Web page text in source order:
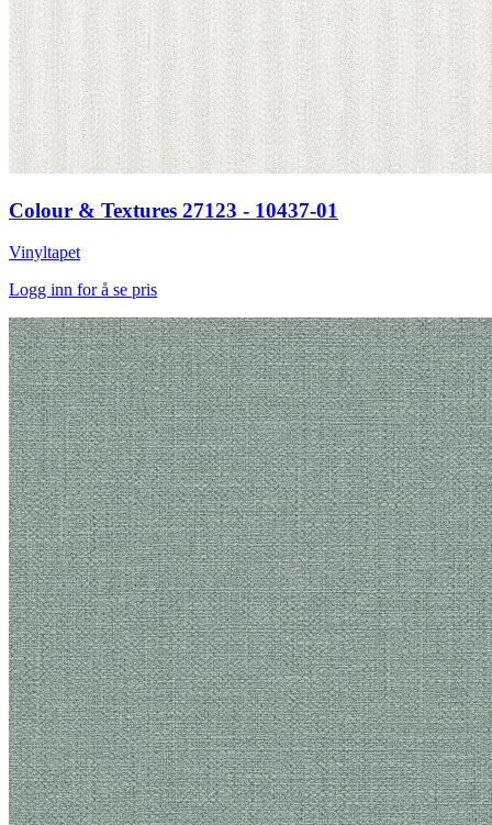
Colour & Textures 27123 - 10437-01
Vinyltapet
Logg inn for å se pris